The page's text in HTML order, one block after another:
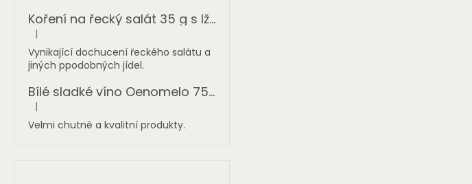
Koření na řecký salát 35 g s lžičkou BIODINAMI
Hodnocení produktu je 5 z 5 hvězdiček.
|
Vynikající dochucení řeckého salátu a
jiných ppodobných jídel.
Bílé sladké víno Oenomelo 750 ml
Hodnocení produktu je 5 z 5 hvězdiček.
|
Velmi chutné a kvalitní produkty.